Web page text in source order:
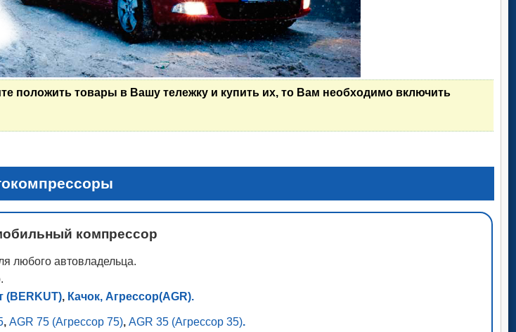
положить товары в Вашу тележку и купить их, то Вам необходимо включить
компрессор
любого автовладельца.
(BERKUT), Качок, Агрессор(AGR).
, AGR 75 (Агрессор 75), AGR 35 (Агрессор 35).